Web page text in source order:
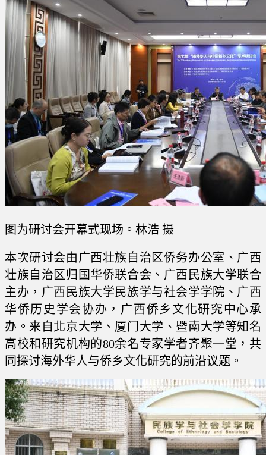
图为研讨会开幕式现场。林浩 摄
本次研讨会由广西壮族自治区侨务办公室、广西
壮族自治区归国华侨联合会、广西民族大学联合
主办，广西民族大学民族学与社会学学院、广西
华侨历史学会协办，广西侨乡文化研究中心承
办。来自北京大学、厦门大学、暨南大学等知名
高校和研究机构的80余名专家学者齐聚一堂，共
同探讨海外华人与侨乡文化研究的前沿议题。